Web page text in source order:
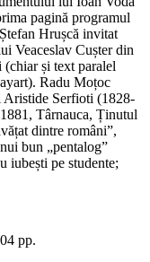
pagină programul
Hrușcă invitat
Veaceslav Cușter din
(chiar și text paralel
Radu Moțoc
Aristide Serfioti (1828-
Târnauca, Ținutul
dintre români”,
bun „pentalog”
iubești pe studente;
pp.